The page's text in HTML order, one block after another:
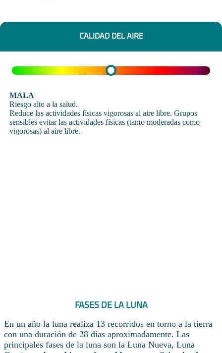
CALIDAD DEL AIRE
MALA
Riesgo alto a la salud.
Reduce las actividades físicas vigorosas al aire libre. Grupos
sensibles evitar las actividades físicas (tanto moderadas como
vigorosas) al aire libre.
FASES DE LA LUNA
En un año la luna realiza 13 recorridos en torno a la tierra
con una duración de 28 días aproximadamente. Las
principales fases de la luna son la Luna Nueva, Luna